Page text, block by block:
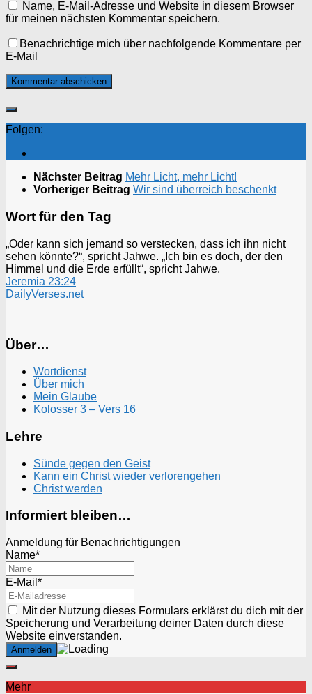
Name, E-Mail-Adresse und Website in diesem Browser
für meinen nächsten Kommentar speichern.
Benachrichtige mich über nachfolgende Kommentare per
E-Mail
Folgen:
Nächster Beitrag Mehr Licht, mehr Licht!
Vorheriger Beitrag Wir sind überreich beschenkt
Wort für den Tag
„Oder kann sich jemand so verstecken, dass ich ihn nicht
sehen könnte?“, spricht Jahwe. „Ich bin es doch, der den
Himmel und die Erde erfüllt“, spricht Jahwe.
Jeremia 23:24
DailyVerses.net
Über…
Wortdienst
Über mich
Mein Glaube
Kolosser 3 – Vers 16
Lehre
Sünde gegen den Geist
Kann ein Christ wieder verlorengehen
Christ werden
Informiert bleiben…
Anmeldung für Benachrichtigungen
Name*
E-Mail*
Mit der Nutzung dieses Formulars erklärst du dich mit der
Speicherung und Verarbeitung deiner Daten durch diese
Website einverstanden.
Mehr